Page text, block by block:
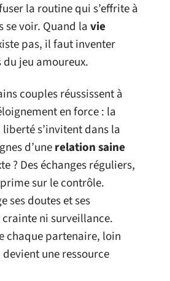
la routine qui s’effrite à
se voir. Quand lavie
pas, il faut inventer
du jeu amoureux.
couples réussissent à
en force : la
s’invitent dans la
d’unerelation saine
? Des échanges réguliers,
sur le contrôle.
ses doutes et ses
crainte ni surveillance.
chaque partenaire, loin
une ressource